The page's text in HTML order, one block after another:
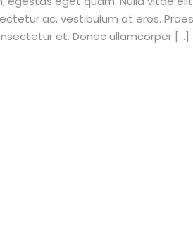
ac, vestibulum at eros.
et. Donec ullamcorper […]